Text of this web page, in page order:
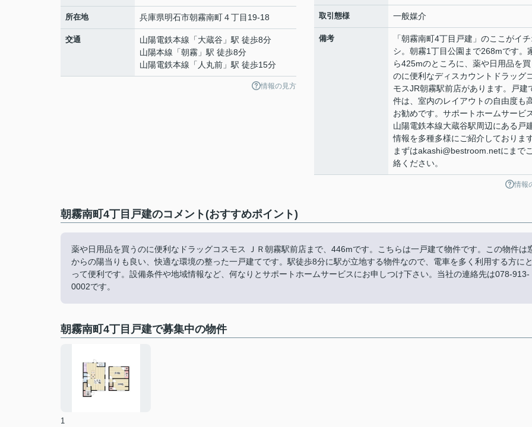
所在地 兵庫県明石市朝霧南町４丁目19-18
交通 山陽電鉄本線 「大蔵谷 」駅 徒歩8分
山陽本線 「朝霧 」駅 徒歩8分
山陽電鉄本線 「 人丸前 」駅 徒歩15分
情報の見方
取引態様 一般媒介
備考
「朝霧南町4丁目戸建」のここがイ
シ。朝霧1丁目公園まで268mです。
ら425mのところに、薬や日用品を
のに便利なディスカウントドラッグ
モスJR朝霧駅前店があります。戸建
件は、室内のレイアウトの自由度も
お勧めです。サポートホームサービ
山陽電鉄本線大蔵谷駅周辺にある戸
情報を多種多様にご紹介しておりま
まずはakashi@bestroom.netにまで
絡ください。
情報
朝霧南町4丁目戸建のコメント(おすすめポイント)
薬や日用品を買うのに便利なドラッグコスモス ＪＲ朝霧駅前店まで、446mです。こちらは一戸建て物件です。この物件は
からの陽当りも良い、快適な環境の整った一戸建てです。駅徒歩8分に駅が立地する物件なので、電車を多く利用する方に
って便利です。設備条件や地域情報など、何なりとサポートホームサービスにお申しつけ下さい。当社の連絡先は078-913-
0002です。
朝霧南町4丁目戸建で募集中の物件
1